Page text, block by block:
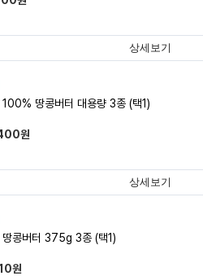
상세보기
100% 땅콩버터 대용량 3종 (택1)
원
상세보기
땅콩버터 375g 3종 (택1)
원